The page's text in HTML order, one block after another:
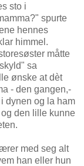
sto i
spurte
hennes
himmel.
måtte
sa
ønske at dèt
- den gangen,-
dynen og la ham
den lille kunne
med seg alt
han eller hun